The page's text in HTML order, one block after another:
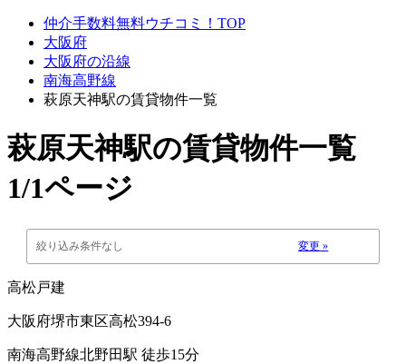
仲介手数料無料ウチコミ！TOP
大阪府
大阪府の沿線
南海高野線
萩原天神駅の賃貸物件一覧
萩原天神駅の賃貸物件一覧
1/1ページ
絞り込み条件なし 変更 »
高松戸建
大阪府堺市東区高松394-6
南海高野線北野田駅 徒歩15分